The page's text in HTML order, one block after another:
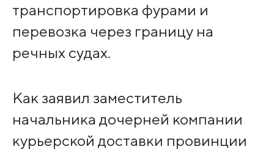
транспортировка фурами и
перевозка через границу на
речных судах.
Как заявил заместитель
начальника дочерней компании
курьерской доставки провинции